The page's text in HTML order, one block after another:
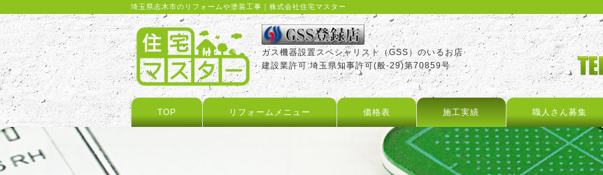
埼玉県志木市のリフォームや塗装工事｜株式会社住宅マスター
ガス機器設置スペシャリスト（GSS）のいるお店
建設業許可:埼玉県知事許可(般-29)第70859号
TOP リフォームメニュー 価格表 施工実績 職人さん募集